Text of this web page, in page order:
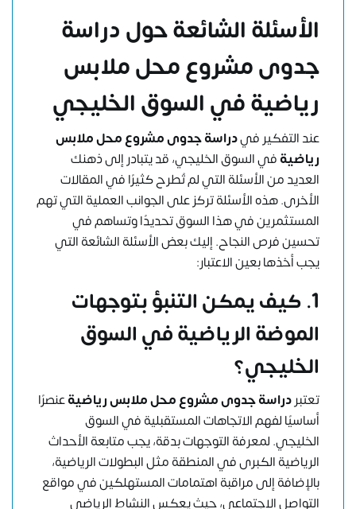
الأسئلة الشائعة حولدراسة
جدوى مشروع محل ملابس
رياضيةفي السوق الخليجي
عند التفكير فيدراسة جدوى مشروع محل ملابس
رياضيةفي السوق الخليجي، قد يتبادر إلى ذهنك
العديد من الأسئلة التي لم تُطرح كثيرًا في المقالات
الأخرى. هذه الأسئلة تركز على الجوانب العملية التي تهم
المستثمرين في هذا السوق تحديدًا وتساهم في
تحسين فرص النجاح. إليك بعض الأسئلة الشائعة التي
يجب أخذها بعين الاعتبار:
1. كيف يمكن التنبؤ بتوجهات
الموضة الرياضية في السوق
الخليجي؟
تعتبردراسة جدوى مشروع محل ملابس رياضيةعنصرًا
أساسيًا لفهم الاتجاهات المستقبلية في السوق
الخليجي. لمعرفة التوجهات بدقة، يجب متابعة الأحداث
الرياضية الكبرى في المنطقة مثل البطولات الرياضية،
بالإضافة إلى مراقبة اهتمامات المستهلكين في مواقع
التواصل الاجتماعي، حيث يعكس النشاط الرياضي